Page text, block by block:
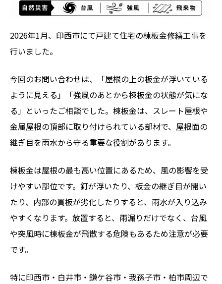
2026年1月、印西市にて戸建て住宅の棟板金修繕工事を
行いました。
今回のお問い合わせは、「屋根の上の板金が浮いている
ように見える」「強風のあとから棟板金の状態が気にな
る」といったご相談でした。棟板金は、スレート屋根や
金属屋根の頂部に取り付けられている部材で、屋根面の
継ぎ目を雨水から守る重要な役割があります。
棟板金は屋根の最も高い位置にあるため、風の影響を受
けやすい部位です。釘が浮いたり、板金の継ぎ目が開い
たり、内部の貫板が劣化したりすると、雨水が入り込み
やすくなります。放置すると、雨漏りだけでなく、台風
や突風時に棟板金が飛散する危険もあるため注意が必要
です。
特に印西市・白井市・鎌ケ谷市・我孫子市・柏市周辺で